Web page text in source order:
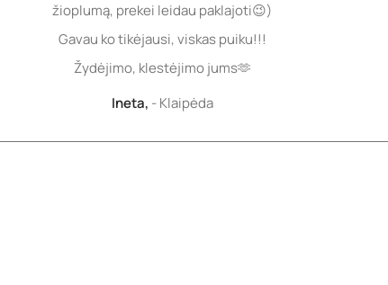
žioplumą, prekei leidau paklajoti😉)
Gavau ko tikėjausi, viskas puiku!!!
Žydėjimo, klestėjimo jums🫶
Ineta,
Klaipėda